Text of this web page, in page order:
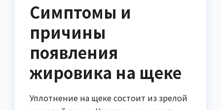
Симптомы и
причины
появления
жировика на щеке
Уплотнение на щеке состоит из зрелой